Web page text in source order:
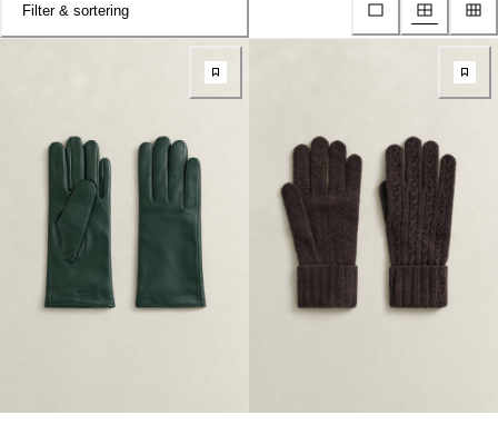
Filter & sortering